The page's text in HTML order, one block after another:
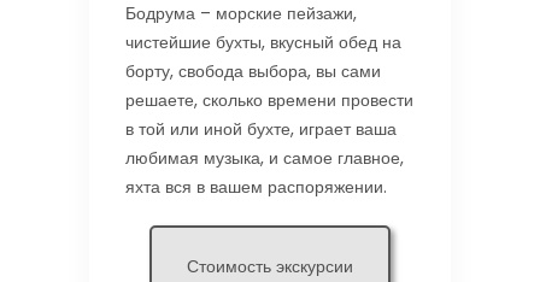
Бодрума – морские пейзажи,
чистейшие бухты, вкусный обед на
борту, свобода выбора, вы сами
решаете, сколько времени провести
в той или иной бухте, играет ваша
любимая музыка, и самое главное,
яхта вся в вашем распоряжении.
Стоимость экскурсии